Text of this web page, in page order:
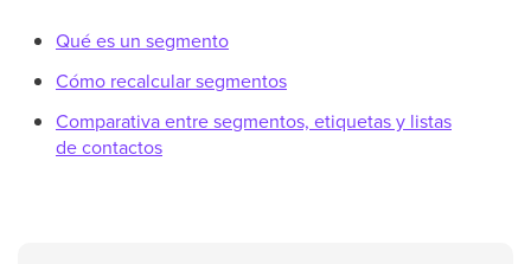
Qué es un segmento
Cómo recalcular segmentos
Comparativa entre segmentos, etiquetas y listas
de contactos